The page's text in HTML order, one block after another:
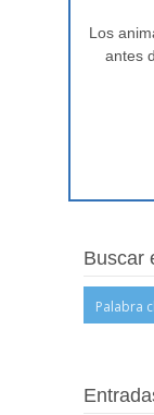
Los
antes
Buscar